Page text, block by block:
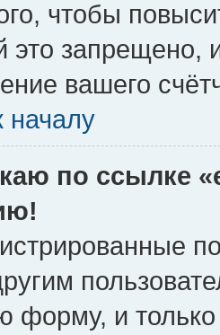
чтобы
это запрещено,
вашего
началу
по ссылке
форму, и